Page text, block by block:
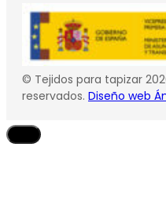
© Tejidos para tapizar
reservados. Diseño web